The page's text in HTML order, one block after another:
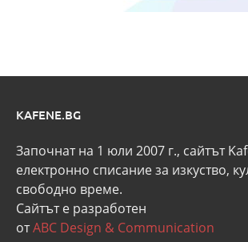
KAFENE.BG
Започнат на 1 юли 2007 г., сайтът
eлектронно списание за изкуство,
свободно време.
Сайтът е разработен
отABC Design & Communication